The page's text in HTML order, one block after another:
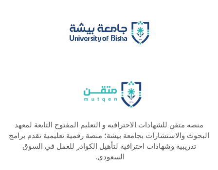
منصه متقن للشهادات الاحترافيه و التعليم المفتوح التابعة لمعهد
البحوث والاستشارات بجامعة بيشة؛ منصة رقمية تعليمية تقدم برامج
تدريبية وشهادات احترافية لتأهيل الكوادر للعمل في السوق
السعودي.